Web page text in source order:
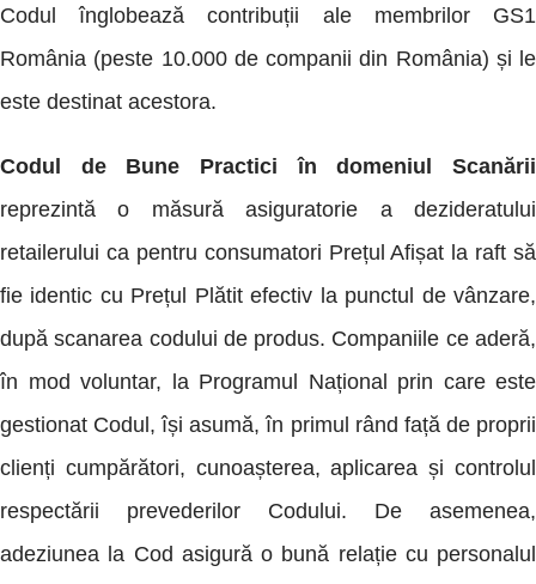
Codul înglobează contribuții ale membrilor GS1
România (peste 10.000 de companii din România) și le
este destinat acestora.
Codul de Bune Practici în domeniul Scanării
reprezintă o măsură asiguratorie a dezideratului
retailerului ca pentru consumatori Prețul Afișat la raft să
fie identic cu Prețul Plătit efectiv la punctul de vânzare,
după scanarea codului de produs. Companiile ce aderă,
în mod voluntar, la Programul Național prin care este
gestionat Codul, își asumă, în primul rând față de proprii
clienți cumpărători, cunoașterea, aplicarea și controlul
respectării prevederilor Codului. De asemenea,
adeziunea la Cod asigură o bună relație cu personalul